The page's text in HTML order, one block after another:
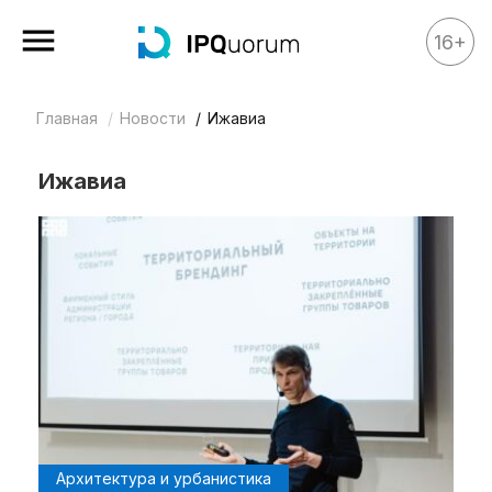
Все материалы
IPQ.365
IP Stories
Квиз
О нас
Календарь
16+
Главная Новости Ижавиа
Ижавиа
Архитектура и урбанистика